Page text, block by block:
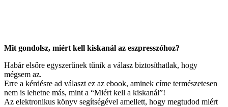
Mit gondolsz, miért kell kiskanál az eszpresszóhoz?
Habár elsőre egyszerűnek tűnik a válasz biztosíthatlak, hogy
mégsem az.
Erre a kérdésre ad választ ez az ebook, aminek címe természetesen
nem is lehetne más, mint a “Miért kell a kiskanál”!
Az elektronikus könyv segítségével amellett, hogy megtudod miért